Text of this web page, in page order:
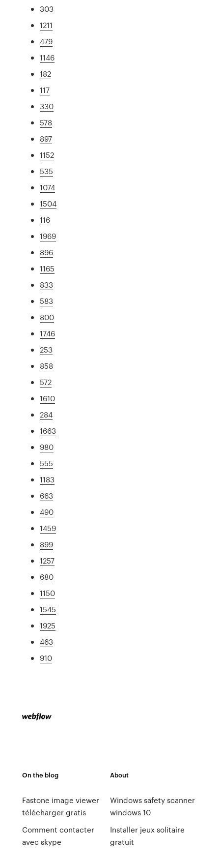
303
1211
479
1146
182
117
330
578
897
1152
535
1074
1504
116
1969
896
1165
833
583
800
1746
253
858
572
1610
284
1663
980
555
1183
663
490
1459
899
1257
680
1150
1545
1925
463
910
On the blog
Fastone image viewer
télécharger gratis
Comment contacter
avec skype
About
Windows safety scanner
windows 10
Installer jeux solitaire
gratuit